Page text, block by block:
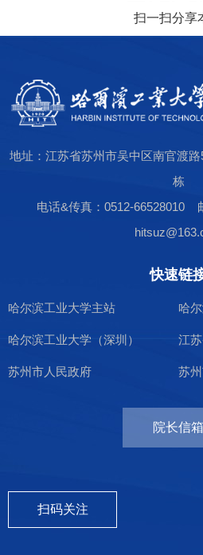
扫一扫分享
地址：江苏省苏州市吴中区南官渡
栋
电话&传真：0512-66528010
快速链
哈尔滨工业大学主站 哈
哈尔滨工业大学（深圳） 江
苏州市人民政府 苏
院长信箱
扫码关注